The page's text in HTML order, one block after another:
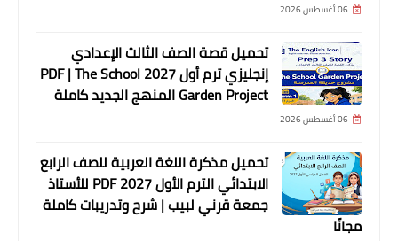
06 أغسطس 2026
تحميل قصة الصف الثالث الإعدادي
إنجليزي ترم أول 2027 PDF | The School
Garden Project المنهج الجديد كاملة
06 أغسطس 2026
تحميل مذكرة اللغة العربية للصف الرابع
الابتدائي الترم الأول 2027 PDF للأستاذ
جمعة قرني لبيب | شرح وتدريبات كاملة
مجانًا